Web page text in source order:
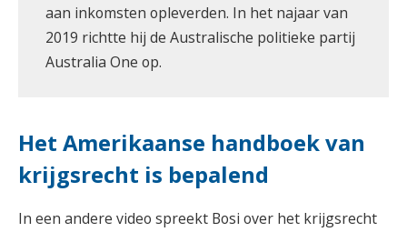
aan inkomsten opleverden. In het najaar van
2019 richtte hij de Australische politieke partij
Australia One op.
Het Amerikaanse handboek van
krijgsrecht is bepalend
In een andere video spreekt Bosi over het krijgsrecht